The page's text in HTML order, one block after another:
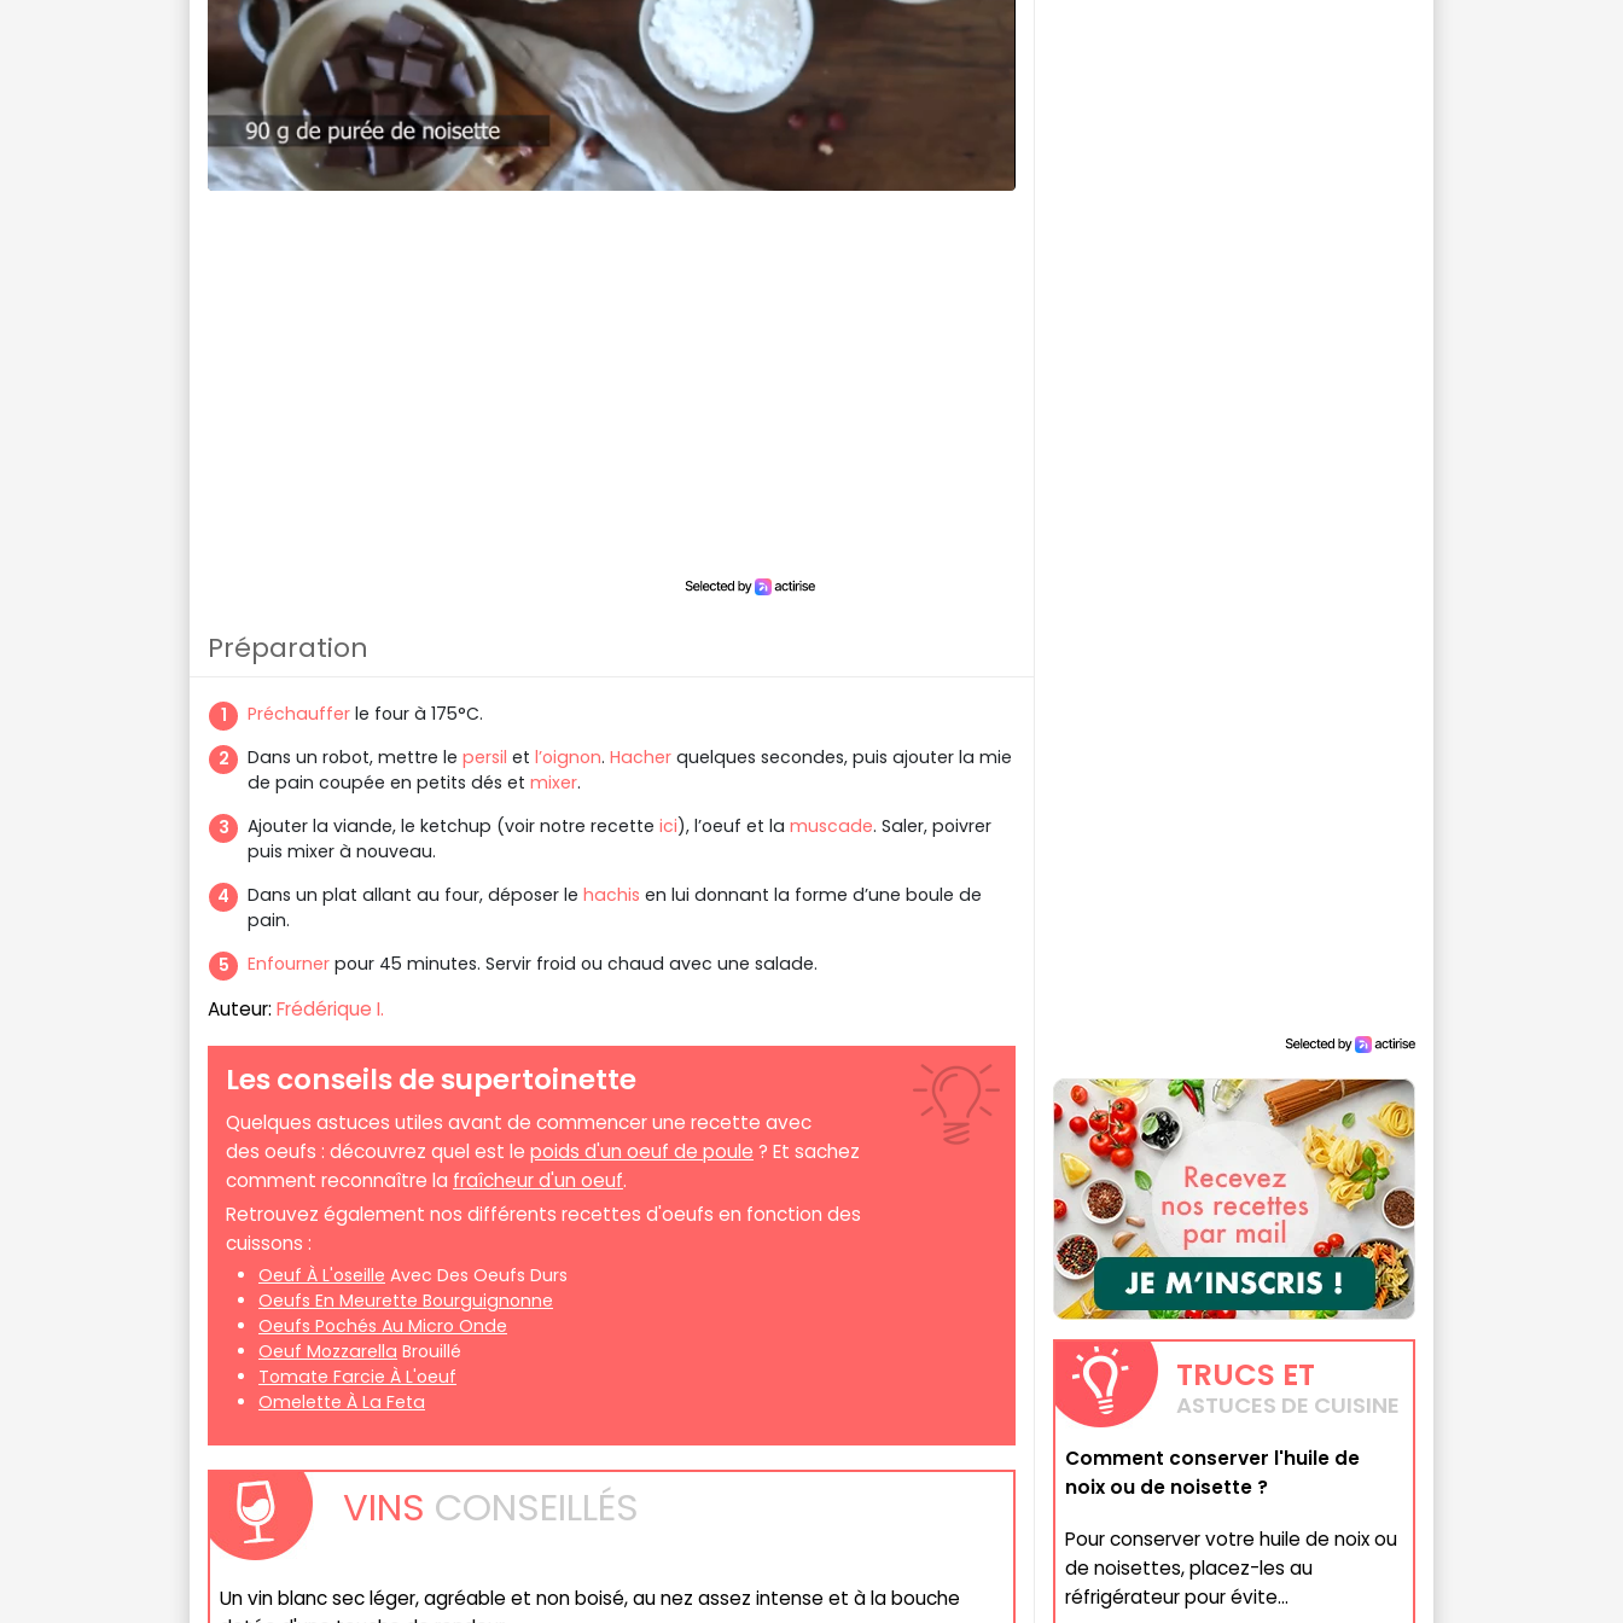
Préparation
Préchauffer le four à 175°C.
Dans un robot, mettre le persil et l’oignon. Hacher quelques secondes, puis ajouter la mie
de pain coupée en petits dés et mixer.
Ajouter la viande, le ketchup (voir notre recette ici), l’oeuf et la muscade. Saler, poivrer
puis mixer à nouveau.
Dans un plat allant au four, déposer le hachis en lui donnant la forme d’une boule de
pain.
Enfourner pour 45 minutes. Servir froid ou chaud avec une salade.
Auteur: Frédérique I.
Les conseils de supertoinette
Quelques astuces utiles avant de commencer une recette avec
des oeufs : découvrez quel est le poids d'un oeuf de poule ? Et sachez
comment reconnaître la fraîcheur d'un oeuf.
Retrouvez également nos différents recettes d'oeufs en fonction des
cuissons :
Oeuf À L'oseille Avec Des Oeufs Durs
Oeufs En Meurette Bourguignonne
Oeufs Pochés Au Micro Onde
Oeuf Mozzarella Brouillé
Tomate Farcie À L'oeuf
Omelette À La Feta
VINS CONSEILLÉS
Un vin blanc sec léger, agréable et non boisé, au nez assez intense et à la bouche
TRUCS ET
ASTUCES DE CUISINE
Comment conserver l'huile de
noix ou de noisette ?
Pour conserver votre huile de noix ou
de noisettes, placez-les au
réfrigérateur pour évite...